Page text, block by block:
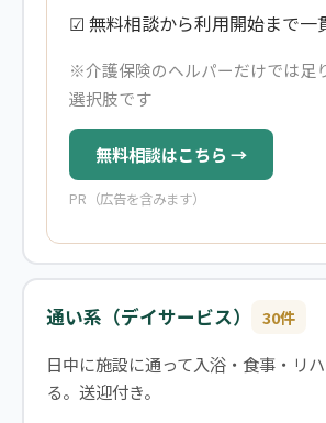
☑ 無料相談から利用開始まで一
※介護保険のヘルパーだけでは足
選択肢です
無料相談はこちら →
PR（広告を含みます）
通い系（デイサービス） 30件
日中に施設に通って入浴・食事・リ
る。送迎付き。